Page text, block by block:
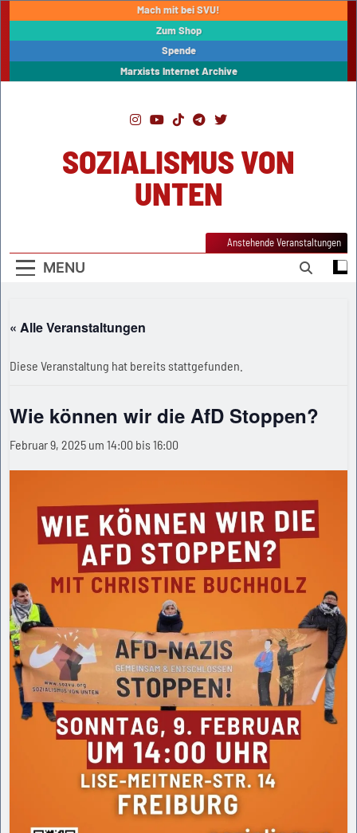
Mach mit bei SVU!
Zum Shop
Spende
Marxists Internet Archive
SOZIALISMUS VON
UNTEN
MENU
Anstehende Veranstaltungen
« Alle Veranstaltungen
Diese Veranstaltung hat bereits stattgefunden.
Wie können wir die AfD Stoppen?
Februar 9, 2025 um 14:00 bis16:00